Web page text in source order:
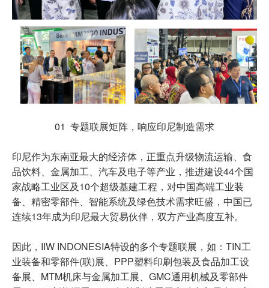
01 专题联展矩阵，响应印尼制造需求
印尼作为东南亚最大的经济体，正重点升级物流运输、食
品饮料、金属加工、汽车及电子等产业，推进建设44个国
家战略工业区及10个超级基建工程，对中国高端工业装
备、精密零部件、智能系统及绿色技术需求旺盛，中国已
连续13年成为印尼最大贸易伙伴，双方产业高度互补。
因此，IIW INDONESIA特设的多个专题联展，如：TIN工
业装备和零部件(联)展、PPP塑料印刷包装及食品加工设
备展、MTM机床与金属加工展、GMC通用机械及零部件